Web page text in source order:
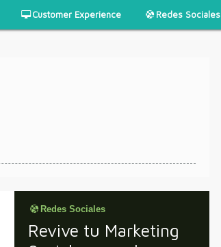
Customer Experience Redes Sociales
Redes Sociales
Revive tu Marketing